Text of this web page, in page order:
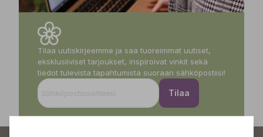
Tilaa uutiskirjeemme ja saa tuoreimmat uutiset,
eksklusiiviset tarjoukset, inspiroivat vinkit sekä
tiedot tulevista tapahtumista suoraan sähköpostiisi!
Tilaa